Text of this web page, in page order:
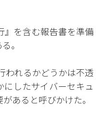
』を含む報告書を準備
。
われるかどうかは不透
したサイバーセキュ
あると呼びかけた。